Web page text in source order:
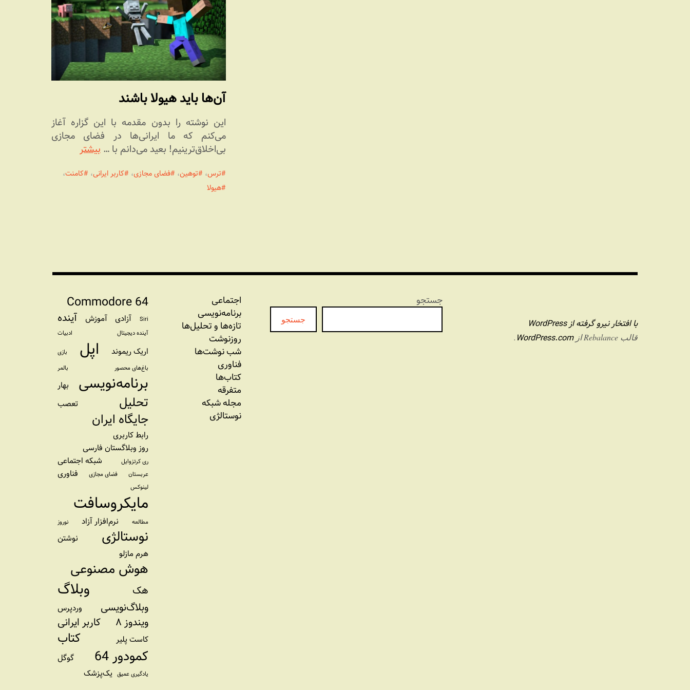
آن‌ها باید هیولا باشند
این نوشته را بدون مقدمه با این گزاره آغاز
می‌کنم که ما ایرانی‌ها در فضای مجازی
بی‌اخلاق‌ترینیم! بعید می‌دانم با …بیشتر
ترس، توهین، فضای مجازی، کاربر ایرانی، کامنت،
هیولا
جستجو
جستجو
اجتماعی
برنامه‏‌نویسی
تازه‌‌ها و تحلیل‌ها
روزنوشت
شب نوشت‌ها
فناوری
کتاب‌ها
متفرقه
مجله شبکه
نوستالژی
Commodore 64
Siri آزادی آموزش آینده
آینده دیجیتال ادبیات
اریک ریموند اپل
بازی
باغ‌های محصور
بالمر
برنامه‌نویسی بهار
تحلیل تعصب
جایگاه ایران
رابط کاربری
روز وبلاگستان فارسی
ری کرتزوایل شبکه اجتماعی
عربستان فضای مجازی فناوری
لینوکس
مایکروسافت
مطالعه نرم‌افزار آزاد نوروز
نوستالژی
نوشتن
هرم مازلو
هوش مصنوعی
هک وبلاگ
وبلاگ‌نویسی وردپرس
ویندوز ۸ کاربر ایرانی
کاست پلیر کتاب
کمودور 64 گوگل
یادگیری عمیق یک‌پزشک
با افتخار نیرو گرفته از WordPress
قالب Rebalance از WordPress.com
.